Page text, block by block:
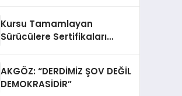
Kursu Tamamlayan
Sürücülere Sertifikaları
AKGÖZ: “DERDİMİZ ŞOV DEĞİL
DEMOKRASİDİR”